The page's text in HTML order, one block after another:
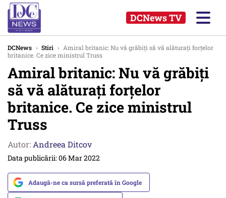
DCNews TV
DCNews › Stiri › Amiral britanic: Nu vă grăbiți să vă alăturați forțelor
britanice. Ce zice ministrul Truss
Amiral britanic: Nu vă grăbiți
să vă alăturați forțelor
britanice. Ce zice ministrul
Truss
Autor: Andreea Ditcov
Data publicării: 06 Mar 2022
Adaugă-ne ca sursă preferată în Google